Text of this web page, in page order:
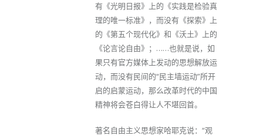
有《光明日报》上的《实践是检验真
理的唯一标准》，而没有《探索》上
的《第五个现代化》和《沃土》上的
《论言论自由》；……也就是说，如
果只有官方媒体上发动的思想解放运
动，而没有民间的“民主墙运动”所开
启的启蒙运动，那么改革时代的中国
精神将会苍白得让人不堪回首。
著名自由主义思想家哈耶克说：“观